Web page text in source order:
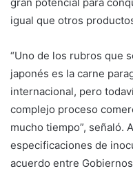
igual que otros
“Uno de los rubros que
japonés es la carne
internacional, pero
complejo proceso
mucho tiempo”, señaló.
especificaciones de
acuerdo entre